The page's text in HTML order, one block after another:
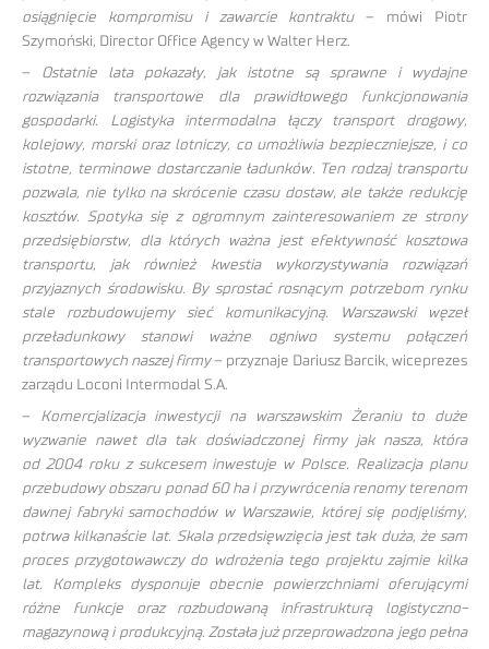
osiągnięcie kompromisu i zawarcie kontraktu– mówi Piotr
Szymoński, Director Office Agency w Walter Herz.
– Ostatnie lata pokazały, jak istotne są sprawne i wydajne
rozwiązania transportowe dla prawidłowego funkcjonowania
gospodarki. Logistyka intermodalna łączy transport drogowy,
kolejowy, morski oraz lotniczy, co umożliwia bezpieczniejsze, i co
istotne, terminowe dostarczanie ładunków. Ten rodzaj transportu
pozwala, nie tylko na skrócenie czasu dostaw, ale także redukcję
kosztów. Spotyka się z ogromnym zainteresowaniem ze strony
przedsiębiorstw, dla których ważna jest efektywność kosztowa
transportu, jak również kwestia wykorzystywania rozwiązań
przyjaznych środowisku. By sprostać rosnącym potrzebom rynku
stale rozbudowujemy sieć komunikacyjną. Warszawski węzeł
przeładunkowy stanowi ważne ogniwo systemu połączeń
transportowych naszej firmy– przyznaje Dariusz Barcik, wiceprezes
zarządu Loconi Intermodal S.A.
– Komercjalizacja inwestycji na warszawskim Żeraniu to duże
wyzwanie nawet dla tak doświadczonej firmy jak nasza, która
od 2004 roku z sukcesem inwestuje w Polsce. Realizacja planu
przebudowy obszaru ponad 60 ha i przywrócenia renomy terenom
dawnej fabryki samochodów w Warszawie, której się podjęliśmy,
potrwa kilkanaście lat. Skala przedsięwzięcia jest tak duża, że sam
proces przygotowawczy do wdrożenia tego projektu zajmie kilka
lat. Kompleks dysponuje obecnie powierzchniami oferującymi
różne funkcje oraz rozbudowaną infrastrukturą logistyczno-
magazynową i produkcyjną. Została już przeprowadzona jego pełna